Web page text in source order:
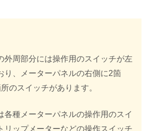
外周部分には操作用のスイッチが左
り、メーターパネルの右側に2箇
のスイッチがあります。
各種メーターパネルの操作用のスイ
リップメーターなどの操作スイッチ